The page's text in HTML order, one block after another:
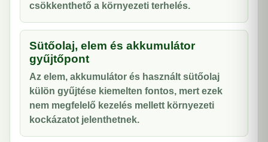
csökkenthető a környezeti terhelés.
Sütőolaj, elem és akkumulátor
gyűjtőpont
Az elem, akkumulátor és használt sütőolaj
külön gyűjtése kiemelten fontos, mert ezek
nem megfelelő kezelés mellett környezeti
kockázatot jelenthetnek.